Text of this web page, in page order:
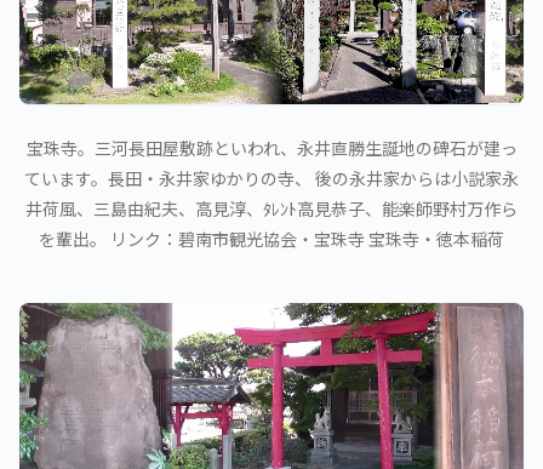
宝珠寺。三河長田屋敷跡といわれ、永井直勝生誕地の碑石が建っ
ています。長田・永井家ゆかりの寺、 後の永井家からは小説家永
井荷風、三島由紀夫、高見淳、ﾀﾚﾝﾄ高見恭子、能楽師野村万作ら
を輩出。 リンク：碧南市観光協会・宝珠寺 宝珠寺・徳本稲荷